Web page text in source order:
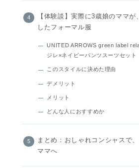
【体験談】実際に3歳娘のママ
したフォーマル服
UNITED ARROWS green label
ジレ×ネイビーパンツスーツセット
このスタイルに決めた理由
デメリット
メリット
どんな人におすすめか
まとめ：おしゃれコンシャスで
ママへ